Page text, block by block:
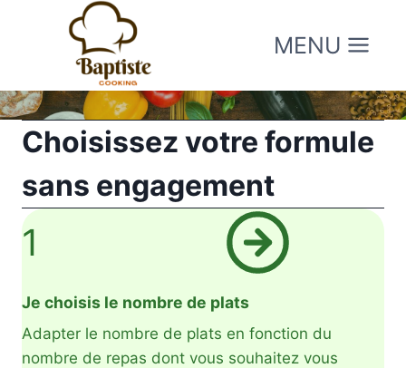
MENU
Choisissez votre formule
sans engagement
1
Je choisis le nombre de plats
Adapter le nombre de plats en fonction du
nombre de repas dont vous souhaitez vous